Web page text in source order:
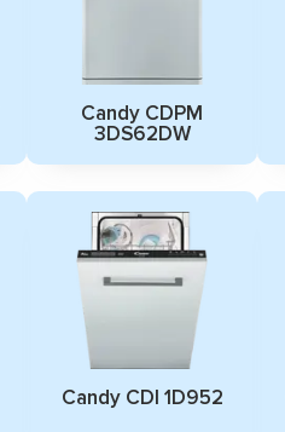
Candy CDPM
3DS62DW
Candy CDI 1D952